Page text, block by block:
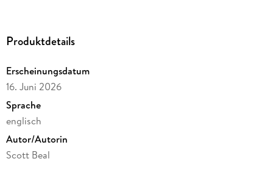
these pieces walk in step with the work of Ross Gay, Jeffrey
Produktdetails
Erscheinungsdatum
16. Juni 2026
Sprache
englisch
Autor/Autorin
Scott Beal